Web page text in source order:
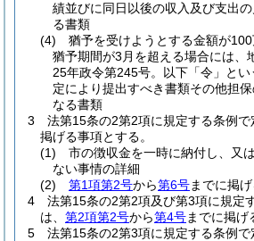
績並びに同日以後の収入及び支出
る書類
(4)
猶予を受けようとする金額が100
猶予期間が3月を超える場合には、
25年政令第245号。以下「令」とい
定により提出すべき書類その他担
なる書類
3
法第15条の2第2項に規定する条例で
掲げる事項とする。
(1)
市の徴収金を一時に納付し、又
ない事情の詳細
(2)
第1項第2号から第6号までに掲
4
法第15条の2第2項及び第3項に規定
は、 第2項第2号から第4号までに掲げ
5
法第15条の2第3項に規定する条例で